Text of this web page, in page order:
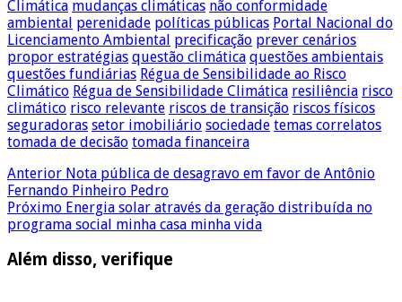
Climática mudanças climáticas não conformidade
ambiental perenidade políticas públicas Portal Nacional do
Licenciamento Ambiental precificação prever cenários
propor estratégias questão climática questões ambientais
questões fundiárias Régua de Sensibilidade ao Risco
Climático Régua de Sensibilidade Climática resiliência risco
climático risco relevante riscos de transição riscos físicos
seguradoras setor imobiliário sociedade temas correlatos
tomada de decisão tomada financeira
Anterior Nota pública de desagravo em favor de Antônio
Fernando Pinheiro Pedro
Próximo Energia solar através da geração distribuída no
programa social minha casa minha vida
Além disso, verifique